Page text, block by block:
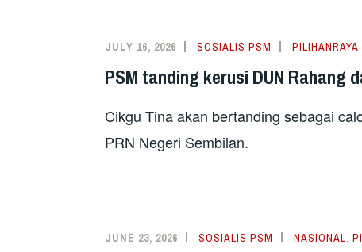
JULY 16, 2026 SOSIALIS PSM PILIHANRAYA
PSM tanding kerusi DUN Rahang
Cikgu Tina akan bertanding sebagai
PRN Negeri Sembilan.
JUNE 23, 2026 SOSIALIS PSM NASIONAL,